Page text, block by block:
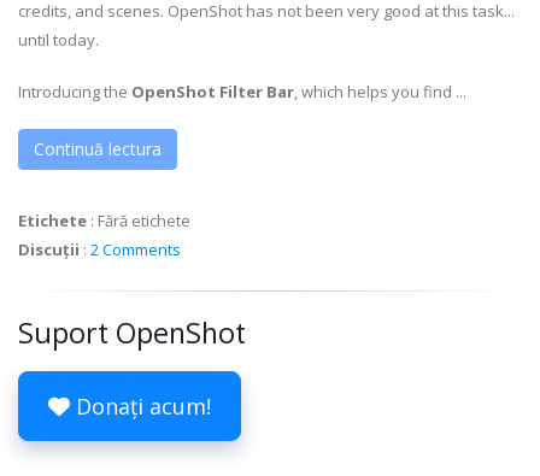
credits, and scenes. OpenShot has not been very good at this task...
until today.
Introducing the OpenShot Filter Bar, which helps you find ...
Continuă lectura
Etichete : Fără etichete
Discuții : 2 Comments
Suport OpenShot
Donați acum!